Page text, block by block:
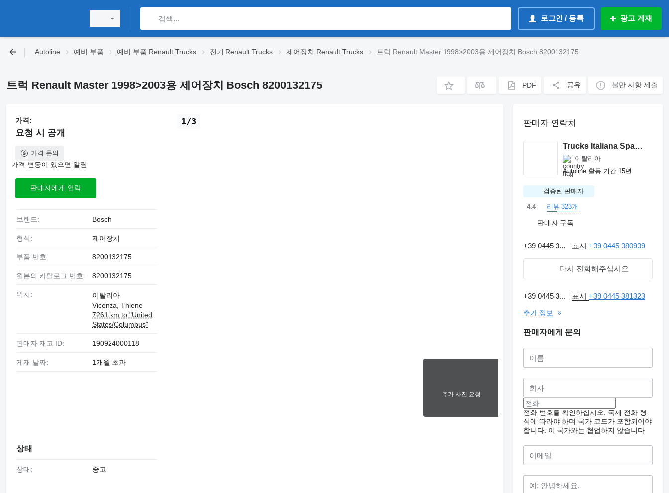
로그인 / 등록 광고 게재
Autoline 예비 부품 예비 부품 Renault Trucks 전기 Renault Trucks 제어장치 Renault Trucks 트럭 Renault Master 1998>2003용 제어장치 Bosch 8200132175
트럭 Renault Master 1998>2003용 제어장치 Bosch 8200132175 PDF 공유 불만 사항 제출
추가 사진 요청
1/3
가격:
요청 시 공개
가격 문의
가격 변동이 있으면 알림
판매자에게 연락
브랜드: Bosch
형식: 제어장치
부품 번호: 8200132175
원본의 카탈로그 번호: 8200132175
위치:
이탈리아
Vicenza, Thiene
7261 km to "United
States/Columbus"
판매자 재고 ID: 190924000118
게재 날짜: 1개월 초과
상태
상태: 중고
판매자 연락처
Trucks Italiana Spareparts
이탈리아
Autoline 활동 기간 15년
검증된 판매자
4.4 리뷰 323개
판매자 구독
+39 0445 3... 표시+39 0445 380939
다시 전화해주십시오
+39 0445 3... 표시+39 0445 381323
추가 정보
판매자에게 문의
전화 번호를 확인하십시오. 국제 전화 형
식에 따라야 하며 국가 코드가 포함되어야
합니다. 이 국가와는 협업하지 않습니다